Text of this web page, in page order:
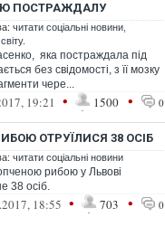
ПОСТРАЖДАЛУ
читати соціальні новини
яка постраждала під
без свідомості, з її мозку
чере...
19:21 • 1500 • 0
ОТРУЇЛИСЯ 38 ОСІБ
читати соціальні новини
рибою у Львові
38 осіб.
18:55 • 703 • 0